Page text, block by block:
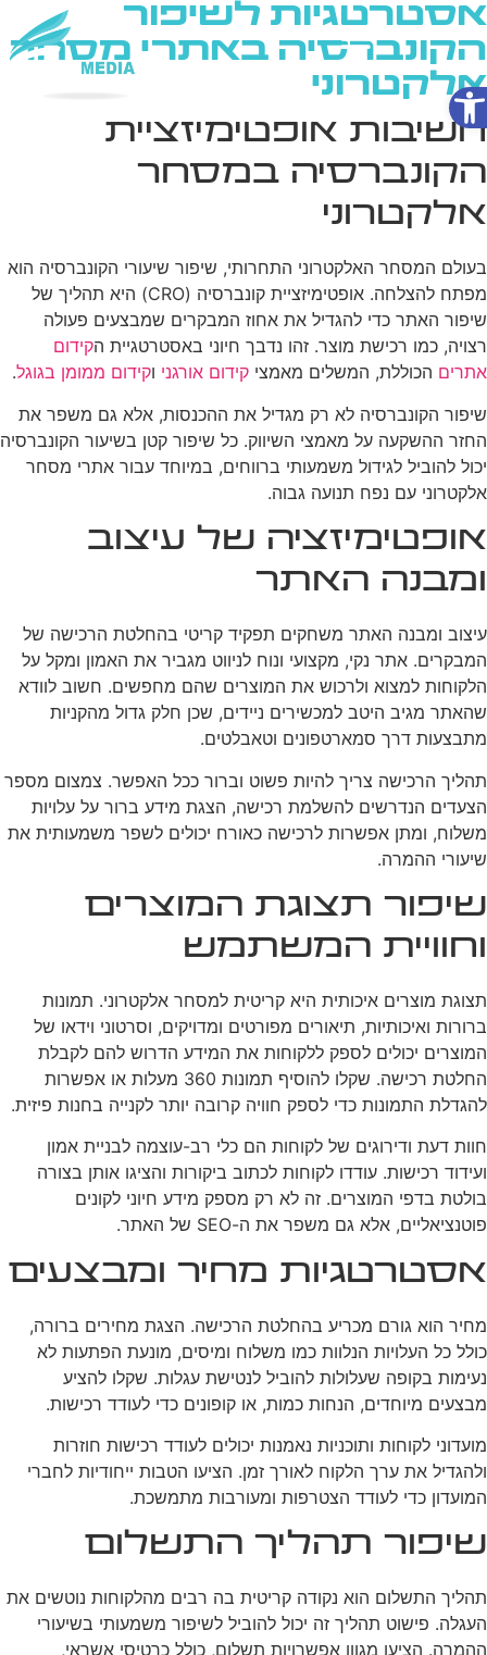
פתח סרגל נגישות
אסטרטגיות לשיפור
הקונברסיה באתרי מסחר
אלקטרוני
חשיבות אופטימיזציית
הקונברסיה במסחר
אלקטרוני
בעולם המסחר האלקטרוני התחרותי, שיפור שיעורי הקונברסיה הוא
מפתח להצלחה. אופטימיזציית קונברסיה (CRO) היא תהליך של
שיפור האתר כדי להגדיל את אחוז המבקרים שמבצעים פעולה
רצויה, כמו רכישת מוצר. זהו נדבך חיוני באסטרטגיית הקידום
אתרים הכוללת, המשלים מאמצי קידום אורגני וקידום ממומן בגוגל.
שיפור הקונברסיה לא רק מגדיל את ההכנסות, אלא גם משפר את
החזר ההשקעה על מאמצי השיווק. כל שיפור קטן בשיעור הקונברסיה
יכול להוביל לגידול משמעותי ברווחים, במיוחד עבור אתרי מסחר
אלקטרוני עם נפח תנועה גבוה.
אופטימיזציה של עיצוב
ומבנה האתר
עיצוב ומבנה האתר משחקים תפקיד קריטי בהחלטת הרכישה של
המבקרים. אתר נקי, מקצועי ונוח לניווט מגביר את האמון ומקל על
הלקוחות למצוא ולרכוש את המוצרים שהם מחפשים. חשוב לוודא
שהאתר מגיב היטב למכשירים ניידים, שכן חלק גדול מהקניות
מתבצעות דרך סמארטפונים וטאבלטים.
תהליך הרכישה צריך להיות פשוט וברור ככל האפשר. צמצום מספר
הצעדים הנדרשים להשלמת רכישה, הצגת מידע ברור על עלויות
משלוח, ומתן אפשרות לרכישה כאורח יכולים לשפר משמעותית את
שיעורי ההמרה.
שיפור תצוגת המוצרים
וחוויית המשתמש
תצוגת מוצרים איכותית היא קריטית למסחר אלקטרוני. תמונות
ברורות ואיכותיות, תיאורים מפורטים ומדויקים, וסרטוני וידאו של
המוצרים יכולים לספק ללקוחות את המידע הדרוש להם לקבלת
החלטת רכישה. שקלו להוסיף תמונות 360 מעלות או אפשרות
להגדלת התמונות כדי לספק חוויה קרובה יותר לקנייה בחנות פיזית.
חוות דעת ודירוגים של לקוחות הם כלי רב-עוצמה לבניית אמון
ועידוד רכישות. עודדו לקוחות לכתוב ביקורות והציגו אותן בצורה
בולטת בדפי המוצרים. זה לא רק מספק מידע חיוני לקונים
פוטנציאליים, אלא גם משפר את ה-SEO של האתר.
אסטרטגיות מחיר ומבצעים
מחיר הוא גורם מכריע בהחלטת הרכישה. הצגת מחירים ברורה,
כולל כל העלויות הנלוות כמו משלוח ומיסים, מונעת הפתעות לא
נעימות בקופה שעלולות להוביל לנטישת עגלות. שקלו להציע
מבצעים מיוחדים, הנחות כמות, או קופונים כדי לעודד רכישות.
מועדוני לקוחות ותוכניות נאמנות יכולים לעודד רכישות חוזרות
ולהגדיל את ערך הלקוח לאורך זמן. הציעו הטבות ייחודיות לחברי
המועדון כדי לעודד הצטרפות ומעורבות מתמשכת.
שיפור תהליך התשלום
תהליך התשלום הוא נקודה קריטית בה רבים מהלקוחות נוטשים את
העגלה. פישוט תהליך זה יכול להוביל לשיפור משמעותי בשיעורי
ההמרה. הציעו מגוון אפשרויות תשלום, כולל כרטיסי אשראי,